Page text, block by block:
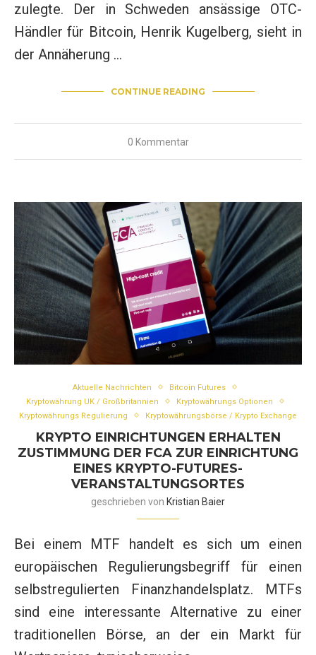
zulegte. Der in Schweden ansässige OTC-
Händler für Bitcoin, Henrik Kugelberg, sieht in
der Annäherung …
CONTINUE READING
0 Kommentar
Aktuelle Nachrichten
Bitcoin Futures
Kryptowährung UK / Großbritannien
Kryptowährungs Optionen
Kryptowährungs Regulierung
Kryptowährungsbörse / Krypto Exchange
KRYPTO EINRICHTUNGEN ERHALTEN
ZUSTIMMUNG DER FCA ZUR EINRICHTUNG
EINES KRYPTO-FUTURES-
VERANSTALTUNGSORTES
geschrieben von Kristian Baier
Bei einem MTF handelt es sich um einen
europäischen Regulierungsbegriff für einen
selbstregulierten Finanzhandelsplatz. MTFs
sind eine interessante Alternative zu einer
traditionellen Börse, an der ein Markt für